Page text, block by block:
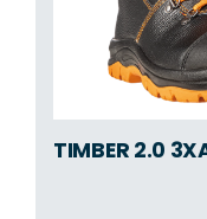
TIMBER 2.0